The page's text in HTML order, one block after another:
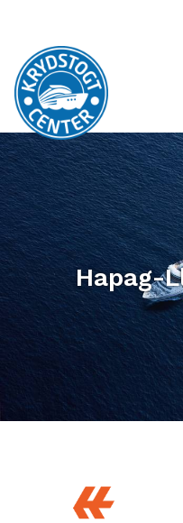
Til forsiden
Hapag-